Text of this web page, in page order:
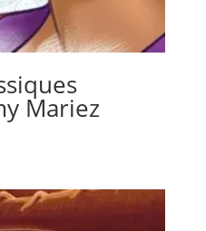
Mariez